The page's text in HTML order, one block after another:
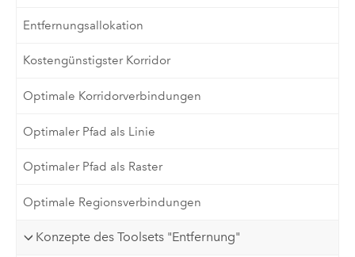
Entfernungsallokation
Kostengünstigster Korridor
Optimale Korridorverbindungen
Optimaler Pfad als Linie
Optimaler Pfad als Raster
Optimale Regionsverbindungen
Konzepte des Toolsets "Entfernung"